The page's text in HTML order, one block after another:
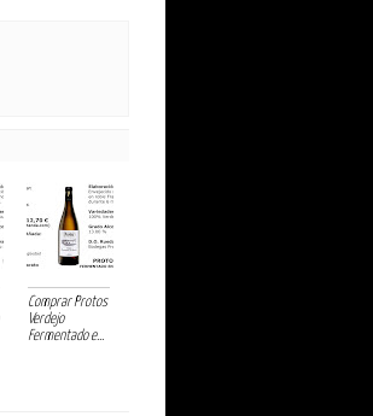
Comprar Protos
Verdejo
Fermentado e...